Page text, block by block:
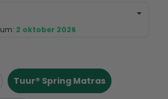
2 oktober 2026
Tuur® Spring Matras